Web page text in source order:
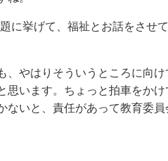
に挙げて、福祉とお話をさ
、やはりそういうところに向
います。ちょっと拍車をか
いと、責任があって教育委